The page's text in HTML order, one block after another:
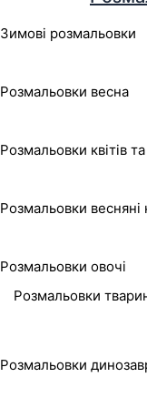
Зимові розмальовки
Розмальовки весна
Розмальовки квітів
Розмальовки весняні
Розмальовки овочі
Розмальовки
Розмальовки